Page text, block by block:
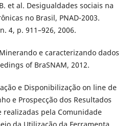
B. et al. Desigualdades sociais na
no Brasil, PNAD-2003.
4, p. 911–926, 2006.
e caracterizando dados
of BraSNAM, 2012.
e Disponibilização on line de
e Prospecção dos Resultados
realizadas pela Comunidade